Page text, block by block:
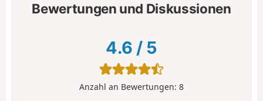
Bewertungen und Diskussionen
4.6 / 5
Anzahl an Bewertungen: 8